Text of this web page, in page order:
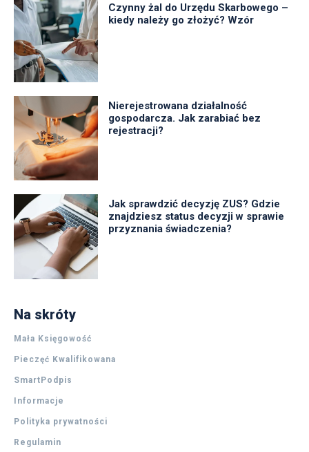
Czynny żal do Urzędu Skarbowego –
kiedy należy go złożyć? Wzór
Nierejestrowana działalność
gospodarcza. Jak zarabiać bez
rejestracji?
Jak sprawdzić decyzję ZUS? Gdzie
znajdziesz status decyzji w sprawie
przyznania świadczenia?
Na skróty
Mała Księgowość
Pieczęć Kwalifikowana
SmartPodpis
Informacje
Polityka prywatności
Regulamin